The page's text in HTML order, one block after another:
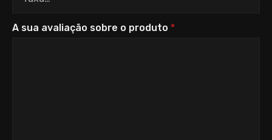
A sua avaliação sobre o produto *